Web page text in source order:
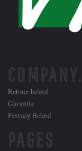
Retour beleid
Garantie
Privacy Beleid